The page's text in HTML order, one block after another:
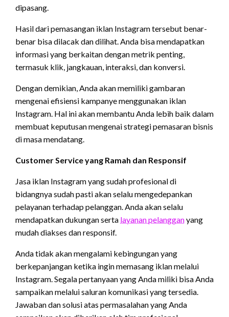
dipasang.
Hasil dari pemasangan iklan Instagram tersebut benar-
benar bisa dilacak dan dilihat. Anda bisa mendapatkan
informasi yang berkaitan dengan metrik penting,
termasuk klik, jangkauan, interaksi, dan konversi.
Dengan demikian, Anda akan memiliki gambaran
mengenai efisiensi kampanye menggunakan iklan
Instagram. Hal ini akan membantu Anda lebih baik dalam
membuat keputusan mengenai strategi pemasaran bisnis
di masa mendatang.
Customer Service yang Ramah dan Responsif
Jasa iklan Instagram yang sudah profesional di
bidangnya sudah pasti akan selalu mengedepankan
pelayanan terhadap pelanggan. Anda akan selalu
mendapatkan dukungan serta layanan pelangganyang
mudah diakses dan responsif.
Anda tidak akan mengalami kebingungan yang
berkepanjangan ketika ingin memasang iklan melalui
Instagram. Segala pertanyaan yang Anda miliki bisa Anda
sampaikan melalui saluran komunikasi yang tersedia.
Jawaban dan solusi atas permasalahan yang Anda